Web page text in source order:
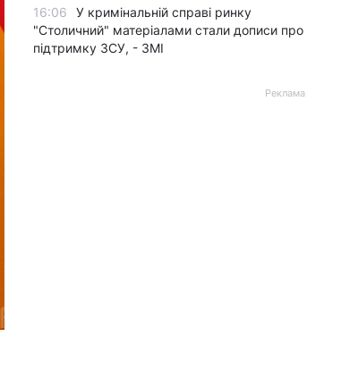
16:06
У кримінальній справі ринку
"Столичний" матеріалами стали дописи про
підтримку ЗСУ, - ЗМІ
Реклама